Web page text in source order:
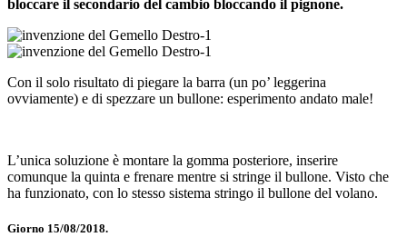
bloccare il secondario del cambio bloccando il pignone.
Con il solo risultato di piegare la barra (un po’ leggerina
ovviamente) e di spezzare un bullone: esperimento andato male!
L’unica soluzione è montare la gomma posteriore, inserire
comunque la quinta e frenare mentre si stringe il bullone. Visto che
ha funzionato, con lo stesso sistema stringo il bullone del volano.
Giorno 15/08/2018.